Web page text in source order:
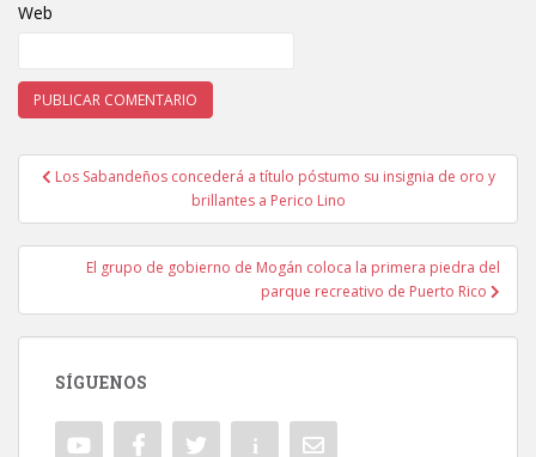
Web
Navegación de entradas
Los Sabandeños concederá a título póstumo su insignia de oro y
brillantes a Perico Lino
El grupo de gobierno de Mogán coloca la primera piedra del
parque recreativo de Puerto Rico
SÍGUENOS